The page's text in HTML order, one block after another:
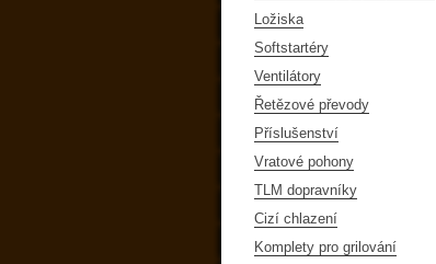
Ložiska
Softstartéry
Ventilátory
Řetězové převody
Příslušenství
Vratové pohony
TLM dopravníky
Cizí chlazení
Komplety pro grilování